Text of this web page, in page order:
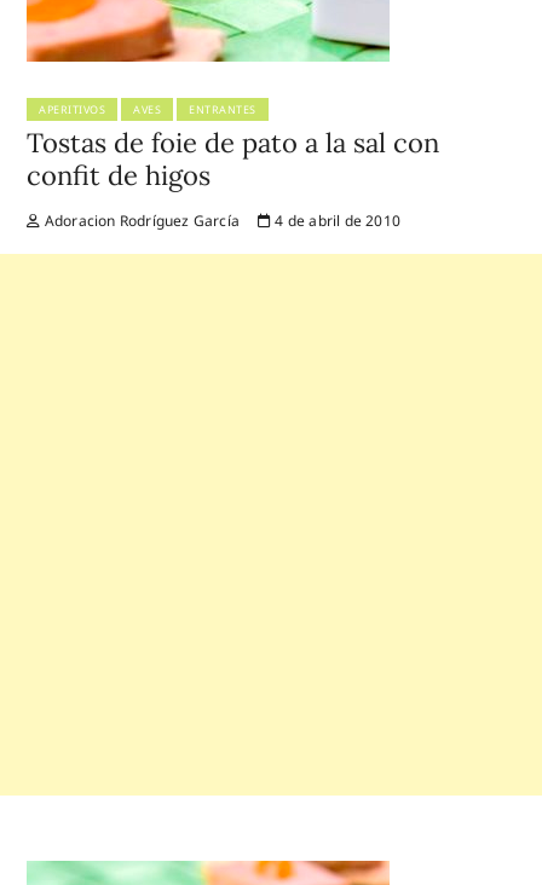
APERITIVOS AVES ENTRANTES
Tostas de foie de pato a la sal con
confit de higos
Adoracion Rodríguez García 4 de abril de 2010